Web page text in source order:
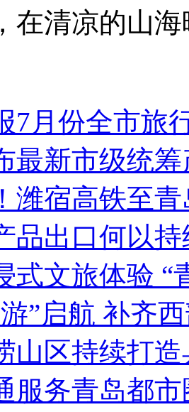
在清凉的山
7月份全市旅
最新市级统
潍宿高铁至
品出口何以持
式文旅体验 “
”启航 补齐
山区持续打
服务青岛都